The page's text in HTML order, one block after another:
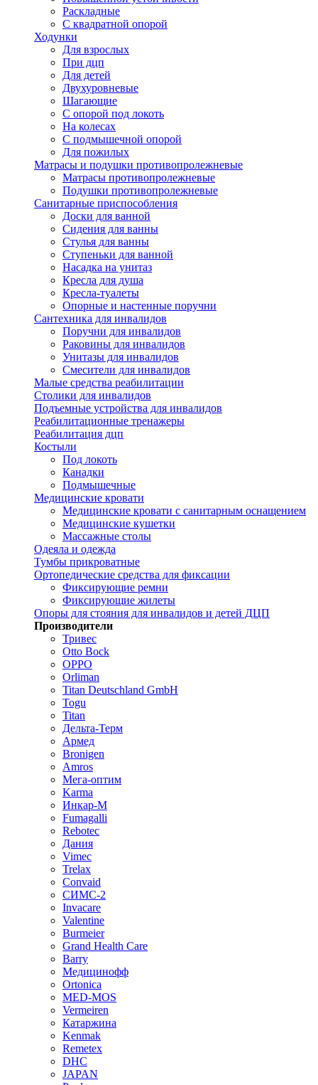
Раскладные
С квадратной опорой
Ходунки
Для взрослых
При дцп
Для детей
Двухуровневые
Шагающие
С опорой под локоть
На колесах
С подмышечной опорой
Для пожилых
Матрасы и подушки противопролежневые
Матрасы противопролежневые
Подушки противопролежневые
Санитарные приспособления
Доски для ванной
Сидения для ванны
Стулья для ванны
Ступеньки для ванной
Насадка на унитаз
Кресла для душа
Кресла-туалеты
Опорные и настенные поручни
Сантехника для инвалидов
Поручни для инвалидов
Раковины для инвалидов
Унитазы для инвалидов
Смесители для инвалидов
Малые средства реабилитации
Столики для инвалидов
Подъемные устройства для инвалидов
Реабилитационные тренажеры
Реабилитация дцп
Костыли
Под локоть
Канадки
Подмышечные
Медицинские кровати
Медицинские кровати с санитарным оснащением
Медицинские кушетки
Массажные столы
Одеяла и одежда
Тумбы прикроватные
Ортопедические средства для фиксации
Фиксирующие ремни
Фиксирующие жилеты
Опоры для стояния для инвалидов и детей ДЦП
Производители
Тривес
Otto Bock
OPPO
Orliman
Titan Deutschland GmbH
Togu
Titan
Дельта-Терм
Армед
Bronigen
Amros
Мега-оптим
Karma
Инкар-М
Fumagalli
Rebotec
Дания
Vimec
Trelax
Convaid
СИМС-2
Invacare
Valentine
Burmeier
Grand Health Care
Barry
Медицинофф
Ortonica
MED-MOS
Vermeiren
Катаржина
Kenmak
Remetex
DHC
JAPAN